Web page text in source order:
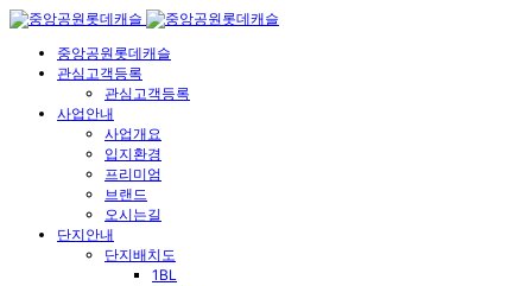
중앙공원롯데캐슬
관심고객등록
관심고객등록
사업안내
사업개요
입지환경
프리미엄
브랜드
오시는길
단지안내
단지배치도
1BL